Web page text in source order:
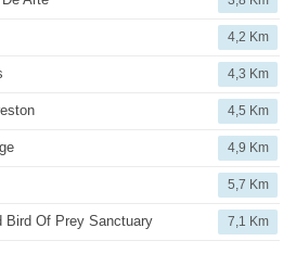
4,2 Km
4,3 Km
4,5 Km
4,9 Km
5,7 Km
Bird Of Prey Sanctuary 7,1 Km